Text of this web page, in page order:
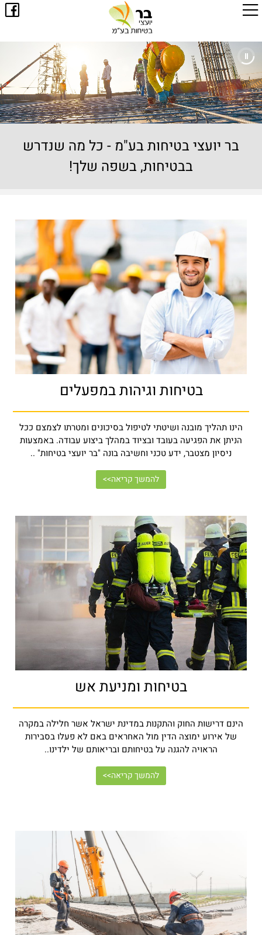
בר יועצי בטיחות בע"מ - כל מה שנדרש
בבטיחות, בשפה שלך!
בטיחות וגיהות במפעלים
הינו תהליך מובנה ושיטתי לטיפול בסיכונים ומטרתו לצמצם ככל
הניתן את הפגיעה בעובד ובציוד במהלך ביצוע עבודה. באמצעות
ניסיון מצטבר, ידע טכני וחשיבה בונה "בר יועצי בטיחות" ..
להמשך קריאה>>
בטיחות ומניעת אש
הינם דרישות החוק והתקנות במדינת ישראל אשר חלילה במקרה
של אירוע ימוצה הדין מול האחראים באם לא פעלו בסבירות
הראויה להגנה על בטיחותם ובריאותם של ילדינו..
להמשך קריאה>>